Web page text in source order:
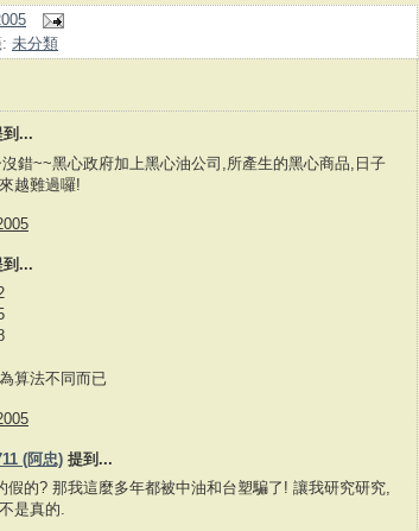
未分類
到...
錯~~黑心政府加上黑心油公司,所產生的黑心商品,日子
越難過囉!
到...
算法不同而已
(阿忠) 提到...
假的? 那我這麼多年都被中油和台塑騙了! 讓我研究研究,
是真的.